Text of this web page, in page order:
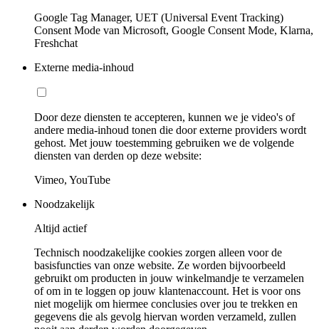
Google Tag Manager, UET (Universal Event Tracking)
Consent Mode van Microsoft, Google Consent Mode, Klarna,
Freshchat
Externe media-inhoud
Door deze diensten te accepteren, kunnen we je video's of
andere media-inhoud tonen die door externe providers wordt
gehost. Met jouw toestemming gebruiken we de volgende
diensten van derden op deze website:
Vimeo, YouTube
Noodzakelijk
Altijd actief
Technisch noodzakelijke cookies zorgen alleen voor de
basisfuncties van onze website. Ze worden bijvoorbeeld
gebruikt om producten in jouw winkelmandje te verzamelen
of om in te loggen op jouw klantenaccount. Het is voor ons
niet mogelijk om hiermee conclusies over jou te trekken en
gegevens die als gevolg hiervan worden verzameld, zullen